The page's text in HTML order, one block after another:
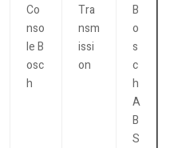
Co
nso
le B
osc
h
Tra
nsm
issi
on
B
o
s
c
h
A
B
S